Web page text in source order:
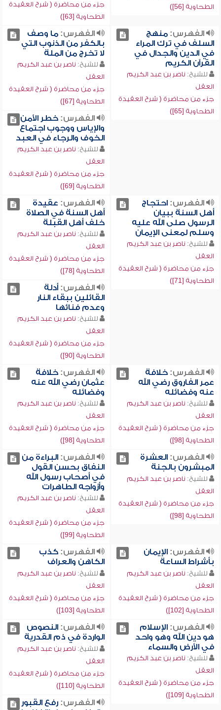
الطحاوية [56])
جزء من محاضرة ( شرح العقيدة
الطحاوية [63])
الفهرس:منهج
السلف في ترك المراء
في الدين والجدال في
القرآن الكريم
للشيخ: ناصر بن عبد الكريم
العقل
جزء من محاضرة ( شرح العقيدة
الطحاوية [65])
الفهرس:ما وصف
بالكفر من الذنوب التي
لا تخرج من الملة
للشيخ: ناصر بن عبد الكريم
العقل
جزء من محاضرة ( شرح العقيدة
الطحاوية [67])
الفهرس:خطر الأمن
والإياس ووجوب اجتماع
الخوف والرجاء في العبد
للشيخ: ناصر بن عبد الكريم
العقل
جزء من محاضرة ( شرح العقيدة
الطحاوية [69])
الفهرس:احتجاج
أهل السنة ببيان
الرسول صلى الله عليه
وسلم لمعنى الإيمان
للشيخ: ناصر بن عبد الكريم
العقل
جزء من محاضرة ( شرح العقيدة
الطحاوية [71])
الفهرس: عقيدة
أهل السنة في الصلاة
خلف أهل القبلة
للشيخ: ناصر بن عبد الكريم
العقل
جزء من محاضرة ( شرح العقيدة
الطحاوية [78])
الفهرس:أدلة
القائلين ببقاء النار
وعدم فنائها
للشيخ: ناصر بن عبد الكريم
العقل
جزء من محاضرة ( شرح العقيدة
الطحاوية [90])
الفهرس:خلافة
عمر الفاروق رضي الله
عنه وفضائله
للشيخ: ناصر بن عبد الكريم
العقل
جزء من محاضرة ( شرح العقيدة
الطحاوية [98])
الفهرس:خلافة
عثمان رضي الله عنه
وفضائله
للشيخ: ناصر بن عبد الكريم
العقل
جزء من محاضرة ( شرح العقيدة
الطحاوية [98])
الفهرس:العشرة
المبشرون بالجنة
للشيخ: ناصر بن عبد الكريم
العقل
جزء من محاضرة ( شرح العقيدة
الطحاوية [98])
الفهرس:البراءة من
النفاق بحسن القول
في أصحاب رسول الله
وأزواجه الطاهرات
للشيخ: ناصر بن عبد الكريم
العقل
جزء من محاضرة ( شرح العقيدة
الطحاوية [99])
الفهرس:الإيمان
بأشراط الساعة
للشيخ: ناصر بن عبد الكريم
العقل
جزء من محاضرة ( شرح العقيدة
الطحاوية [102])
الفهرس:كذب
الكاهن والعراف
للشيخ: ناصر بن عبد الكريم
العقل
جزء من محاضرة ( شرح العقيدة
الطحاوية [103])
الفهرس:الإسلام
هو دين الله وهو واحد
في الأرض والسماء
للشيخ: ناصر بن عبد الكريم
العقل
جزء من محاضرة ( شرح العقيدة
الطحاوية [109])
الفهرس:النصوص
الواردة في ذم القدرية
للشيخ: ناصر بن عبد الكريم
العقل
جزء من محاضرة ( شرح العقيدة
الطحاوية [110])
الفهرس:رفع القبور